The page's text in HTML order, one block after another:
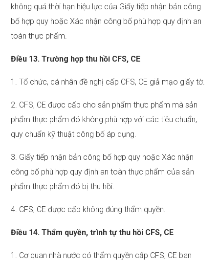
không quá thời hạn hiệu lực của Giấy tiếp nhận bản công
bố hợp quy hoặc Xác nhận công bố phù hợp quy định an
toàn thực phẩm.
Điều 13. Trường hợp thu hồi CFS, CE
1. Tổ chức, cá nhân đề nghị cấp CFS, CE giả mạo giấy tờ.
2. CFS, CE được cấp cho sản phẩm thực phẩm mà sản
phẩm thực phẩm đó không phù hợp với các tiêu chuẩn,
quy chuẩn kỹ thuật công bố áp dụng.
3. Giấy tiếp nhận bản công bố hợp quy hoặc Xác nhận
công bố phù hợp quy định an toàn thực phẩm của sản
phẩm thực phẩm đó bị thu hồi.
4. CFS, CE được cấp không đúng thẩm quyền.
Điều 14. Thẩm quyền, trình tự thu hồi CFS, CE
1. Cơ quan nhà nước có thẩm quyền cấp CFS, CE ban